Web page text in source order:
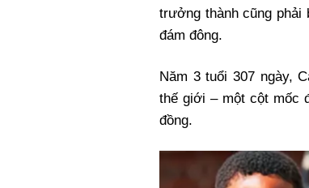
Xi nhan Trái Phải
trưởng thành cũng phải
đám đông.
Năm 3 tuổi 307 ngày,
thế giới – một cột mốc
đồng.